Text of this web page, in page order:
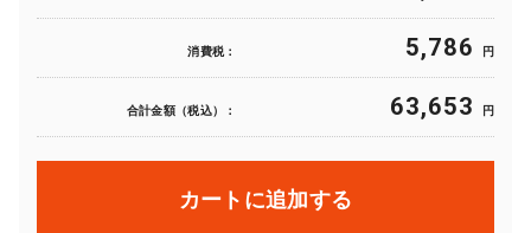
消費税： 5,786 円
合計金額（税込）： 63,653 円
カートに追加する